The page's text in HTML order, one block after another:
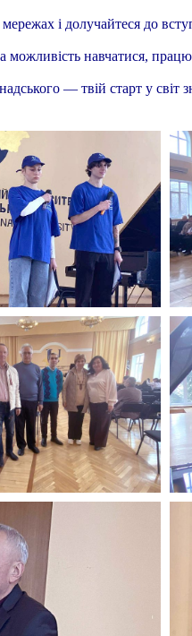
і долучайтеся до
навчатися,
— твій старт у світ